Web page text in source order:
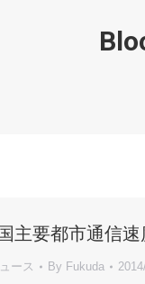
主要都市通信速
ース By Fukuda